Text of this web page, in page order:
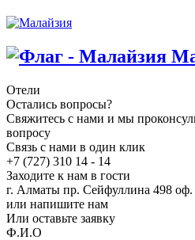
Отели
Остались вопросы?
Свяжитесь с нами и мы
вопросу
Связь с нами в один клик
+7 (727) 310 14 - 14
Заходите к нам в гости
г. Алматы пр. Сейфуллина 498 оф.
или напишите нам
Или оставьте заявку
Ф.И.О